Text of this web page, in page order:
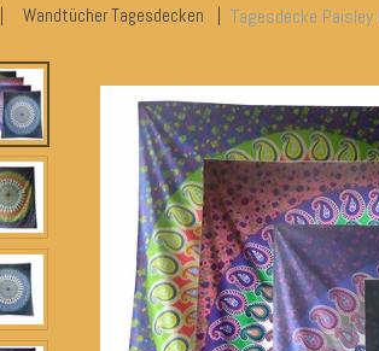
Wandtücher Tagesdecken Tagesdecke Paisley